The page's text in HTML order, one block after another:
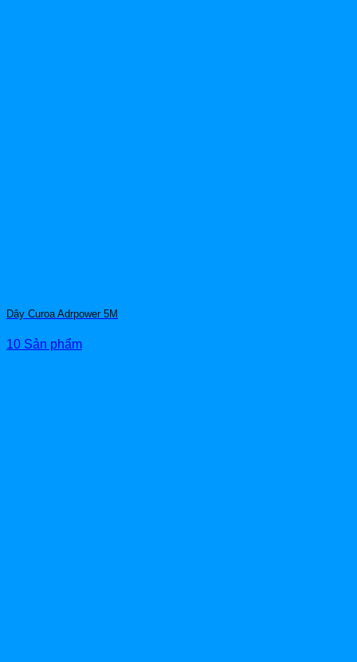
Dây Curoa Adrpower 5M
10 Sản phẩm